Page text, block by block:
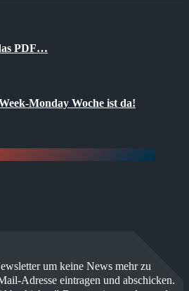
PDF…
Monday Woche ist da!
um keine News mehr zu
Adresse eintragen und abschicken.